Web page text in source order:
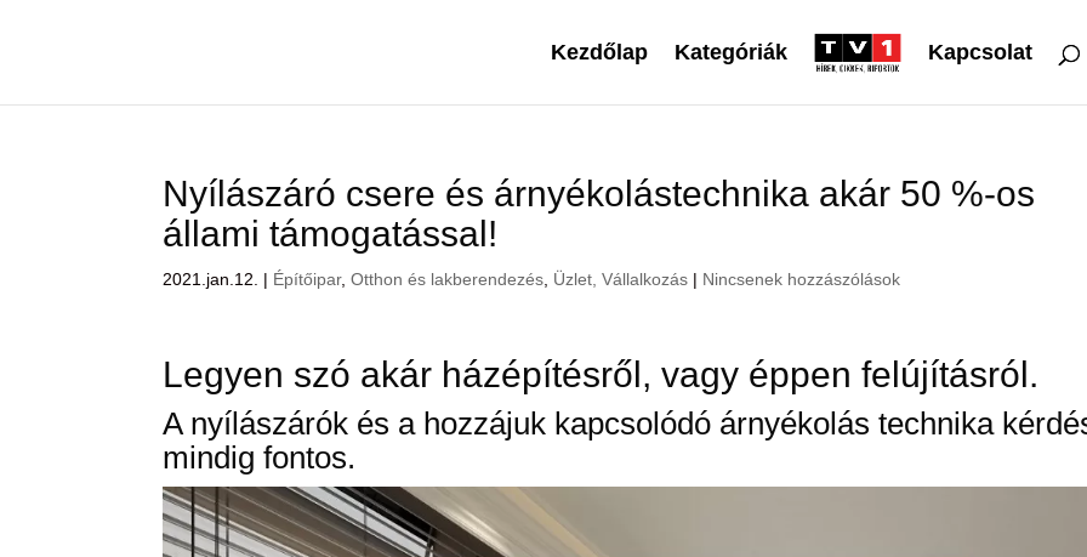
Kezdőlap Kategóriák Kapcsolat
Nyílászáró csere és árnyékolástechnika akár 50 %-os
állami támogatással!
2021.jan.12. | Építőipar,Otthon és lakberendezés Üzlet, Vállalkozás | Nincsenek hozzászólások
Legyen szó akár házépítésről, vagy éppen felújításról.
A nyílászárók és a hozzájuk kapcsolódó árnyékolás technika
mindig fontos.